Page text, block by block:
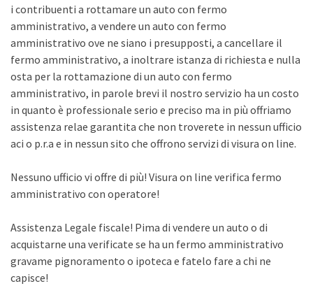
i contribuenti a rottamare un auto con fermo
amministrativo, a vendere un auto con fermo
amministrativo ove ne siano i presupposti, a cancellare il
fermo amministrativo, a inoltrare istanza di richiesta e nulla
osta per la rottamazione di un auto con fermo
amministrativo, in parole brevi il nostro servizio ha un costo
in quanto è professionale serio e preciso ma in più offriamo
assistenza relae garantita che non troverete in nessun ufficio
aci o p.r.a e in nessun sito che offrono servizi di visura on line.
Nessuno ufficio vi offre di più! Visura on line verifica fermo
amministrativo con operatore!
Assistenza Legale fiscale! Pima di vendere un auto o di
acquistarne una verificate se ha un fermo amministrativo
gravame pignoramento o ipoteca e fatelo fare a chi ne
capisce!